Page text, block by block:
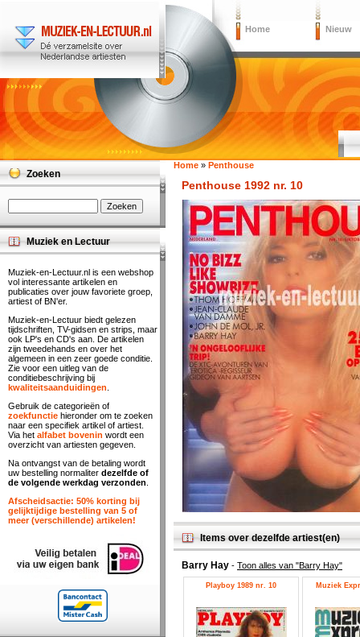
Home Nieuw
Home » Penthouse
Penthouse 1992 nr. 10
Items over dezelfde artiest(en)
Barry Hay - Toon alles van "Barry Hay"
Playboy 1989 nr. 10 Muziek
Zoeken
Muziek en Lectuur
Muziek-en-Lectuur.nl is een webshop
vol interessante artikelen en
publicaties over jouw favoriete groep,
artiest of BN'er.
Muziek-en-Lectuur biedt gelezen
tijdschriften, TV-gidsen en strips, maar
ook LP's en CD's aan. De artikelen
zijn tweedehands en over het
algemeen in een zeer goede conditie.
Zie voor een uitleg van de
conditiebeschrijving bij
kwaliteitsaanduidingen
Gebruik de categorieën of
zoekfunctie hieronder om te zoeken
naar een specifiek artikel of artiest.
Via het alfabet bovenin wordt een
overzicht van artiesten gegeven.
Na ontvangst van de betaling wordt
uw bestelling normaliter dezelfde of
de volgende werkdag verzonden
Afscheidsactie: 50% korting bij
gelijktijdige bestelling van 5 of
meer (verschillende) artikelen!